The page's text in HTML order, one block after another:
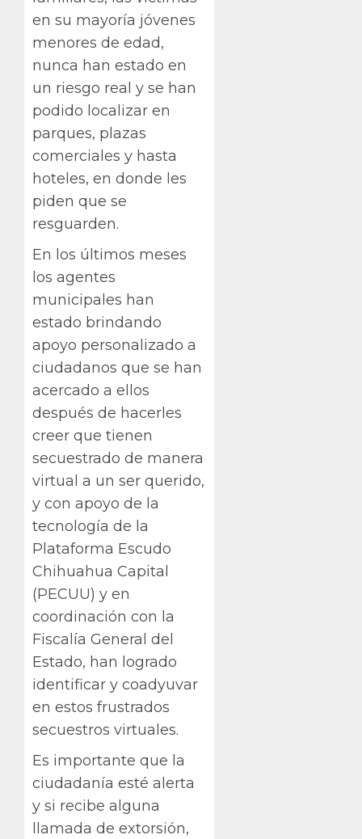
en su mayoría jóvenes
menores de edad,
nunca han estado en
un riesgo real y se han
podido localizar en
parques, plazas
comerciales y hasta
hoteles, en donde les
piden que se
resguarden.
En los últimos meses
los agentes
municipales han
estado brindando
apoyo personalizado a
ciudadanos que se han
acercado a ellos
después de hacerles
creer que tienen
secuestrado de manera
virtual a un ser querido,
y con apoyo de la
tecnología de la
Plataforma Escudo
Chihuahua Capital
(PECUU) y en
coordinación con la
Fiscalía General del
Estado, han logrado
identificar y coadyuvar
en estos frustrados
secuestros virtuales.
Es importante que la
ciudadanía esté alerta
y si recibe alguna
llamada de extorsión,